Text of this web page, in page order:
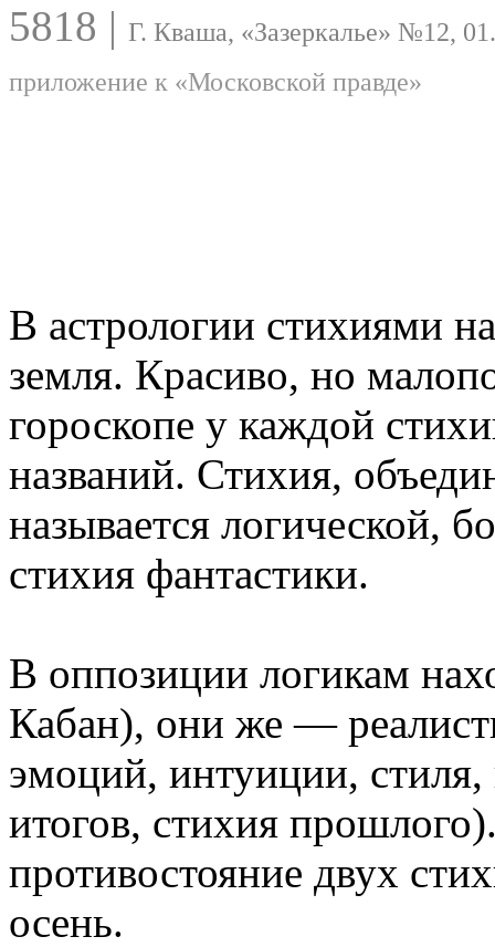
5818 | Г. Кваша, «Зазеркалье» №12,
приложение к «Московской правде»
В астрологии стихиями
земля. Красиво, но
гороскопе у каждой
названий. Стихия,
называется логической,
стихия фантастики.
В оппозиции логикам
Кабан), они же —
эмоций, интуиции, стиля,
итогов, стихия
противостояние двух
осень.